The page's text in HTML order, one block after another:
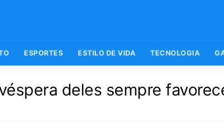
ESPORTES ESTILO DE VIDA TECNOLOGIA
deles sempre